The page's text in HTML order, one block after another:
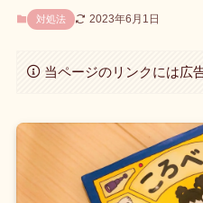
対処法 2023年6月1日
当ページのリンクには広